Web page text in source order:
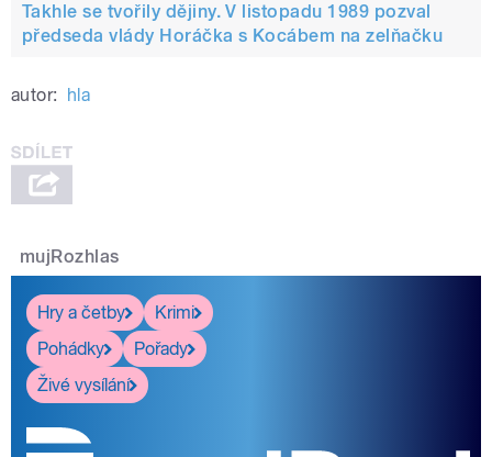
Takhle se tvořily dějiny. V listopadu 1989 pozval
předseda vlády Horáčka s Kocábem na zelňačku
autor: hla
mujRozhlas
Hry a četby
Krimi
Pohádky
Pořady
Živé vysílání